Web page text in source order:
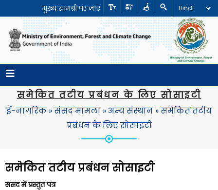
मुख्य सामग्री पर जाएं
समेकित तटीय प्रबंधन के लिए सोसाइटी
ई-नागरिक»संसद मामला»अन्य संस्थान»समेकित तटीय
प्रबंधन के लिए सोसाइटी
समेकित तटीय प्रबंधन सोसाइटी
संसद में प्रस्तुत पत्र